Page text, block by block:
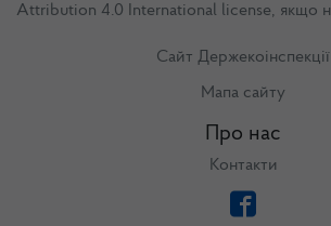
Attribution 4.0 International license, якщо
Сайт Держекоінспекції
Мапа сайту
Про нас
Контакти